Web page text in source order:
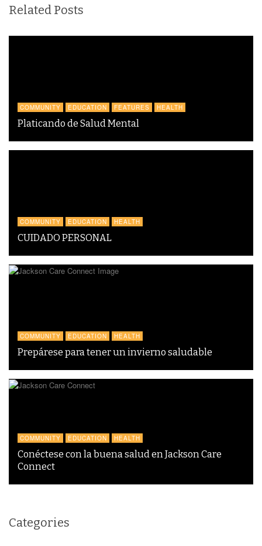
Related Posts
COMMUNITY EDUCATION FEATURES HEALTH
Platicando de Salud Mental
COMMUNITY EDUCATION HEALTH
CUIDADO PERSONAL
COMMUNITY EDUCATION HEALTH
Prepárese para tener un invierno saludable
COMMUNITY EDUCATION HEALTH
Conéctese con la buena salud en Jackson Care
Connect
Categories